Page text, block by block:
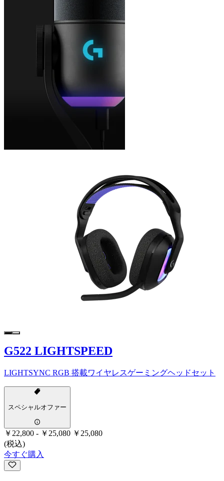
G522 LIGHTSPEED
LIGHTSYNC RGB 搭載ワイヤレスゲーミングヘッドセット
スペシャルオファー
￥22,800 - ￥25,080 ￥25,080
(税込)
今すぐ購入